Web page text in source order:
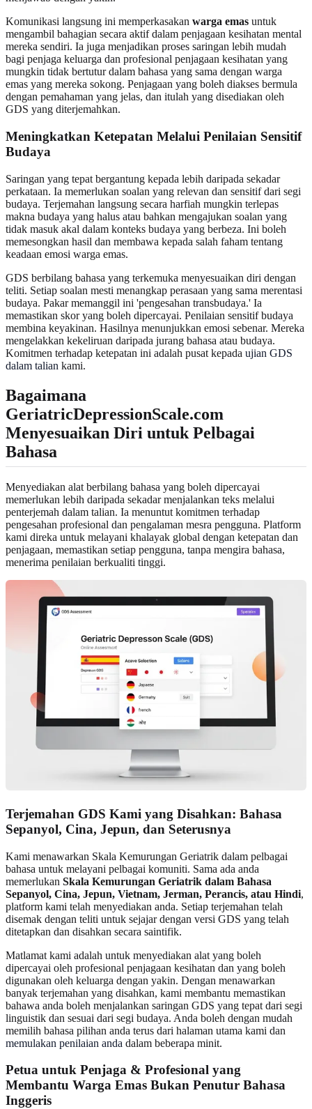
Komunikasi langsung ini memperkasakan warga emas untuk
mengambil bahagian secara aktif dalam penjagaan kesihatan mental
mereka sendiri. Ia juga menjadikan proses saringan lebih mudah
bagi penjaga keluarga dan profesional penjagaan kesihatan yang
mungkin tidak bertutur dalam bahasa yang sama dengan warga
emas yang mereka sokong. Penjagaan yang boleh diakses bermula
dengan pemahaman yang jelas, dan itulah yang disediakan oleh
GDS yang diterjemahkan.
Meningkatkan Ketepatan Melalui Penilaian Sensitif
Budaya
Saringan yang tepat bergantung kepada lebih daripada sekadar
perkataan. Ia memerlukan soalan yang relevan dan sensitif dari segi
budaya. Terjemahan langsung secara harfiah mungkin terlepas
makna budaya yang halus atau bahkan mengajukan soalan yang
tidak masuk akal dalam konteks budaya yang berbeza. Ini boleh
memesongkan hasil dan membawa kepada salah faham tentang
keadaan emosi warga emas.
GDS berbilang bahasa yang terkemuka menyesuaikan diri dengan
teliti. Setiap soalan mesti menangkap perasaan yang sama merentasi
budaya. Pakar memanggil ini 'pengesahan transbudaya.' Ia
memastikan skor yang boleh dipercayai. Penilaian sensitif budaya
membina keyakinan. Hasilnya menunjukkan emosi sebenar. Mereka
mengelakkan kekeliruan daripada jurang bahasa atau budaya.
Komitmen terhadap ketepatan ini adalah pusat kepada ujian GDS
dalam talian kami.
Bagaimana
GeriatricDepressionScale.com
Menyesuaikan Diri untuk Pelbagai
Bahasa
Menyediakan alat berbilang bahasa yang boleh dipercayai
memerlukan lebih daripada sekadar menjalankan teks melalui
penterjemah dalam talian. Ia menuntut komitmen terhadap
pengesahan profesional dan pengalaman mesra pengguna. Platform
kami direka untuk melayani khalayak global dengan ketepatan dan
penjagaan, memastikan setiap pengguna, tanpa mengira bahasa,
menerima penilaian berkualiti tinggi.
Terjemahan GDS Kami yang Disahkan: Bahasa
Sepanyol, Cina, Jepun, dan Seterusnya
Kami menawarkan Skala Kemurungan Geriatrik dalam pelbagai
bahasa untuk melayani pelbagai komuniti. Sama ada anda
memerlukan Skala Kemurungan Geriatrik dalam Bahasa
Sepanyol, Cina, Jepun, Vietnam, Jerman, Perancis, atau Hindi,
platform kami telah menyediakan anda. Setiap terjemahan telah
disemak dengan teliti untuk sejajar dengan versi GDS yang telah
ditetapkan dan disahkan secara saintifik.
Matlamat kami adalah untuk menyediakan alat yang boleh
dipercayai oleh profesional penjagaan kesihatan dan yang boleh
digunakan oleh keluarga dengan yakin. Dengan menawarkan
banyak terjemahan yang disahkan, kami membantu memastikan
bahawa anda boleh menjalankan saringan GDS yang tepat dari segi
linguistik dan sesuai dari segi budaya. Anda boleh dengan mudah
memilih bahasa pilihan anda terus dari halaman utama kami dan
memulakan penilaian anda dalam beberapa minit.
Petua untuk Penjaga & Profesional yang
Membantu Warga Emas Bukan Penutur Bahasa
Inggeris